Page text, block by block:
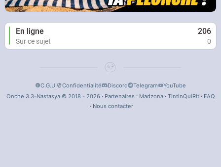
En ligne 206
Sur ce sujet 0
C.G.U. Confidentialité Discord Telegram
YouTube
Onche 3.3-Nastasya © 2018 - 2026 · Partenaires : Madzona· TintinQuiRit· FAQ
· Nous contacter